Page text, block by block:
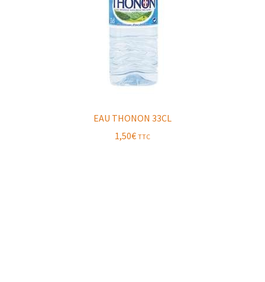
EAU THONON 33CL
1,50€ TTC